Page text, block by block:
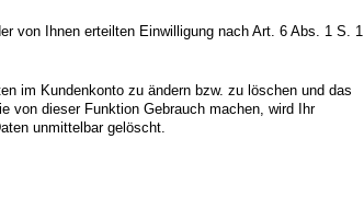
von Ihnen erteilten Einwilligung nach Art. 6 Abs. 1 S. 1
im Kundenkonto zu ändern bzw. zu löschen und das
von dieser Funktion Gebrauch machen, wird Ihr
unmittelbar gelöscht.